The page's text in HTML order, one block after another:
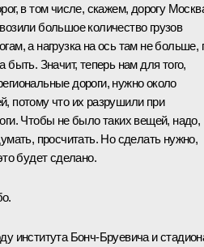
в том числе, скажем, дорогу
большое количество грузов
а нагрузка на ось там не больше,
быть. Значит, теперь нам для того,
дороги, нужно около
потому что их разрушили при
Чтобы не было таких вещей, надо,
просчитать. Но сделать нужно,
будет сделано.
института Бонч-Бруевича и